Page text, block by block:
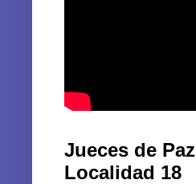
Jueces de Paz
Localidad 18